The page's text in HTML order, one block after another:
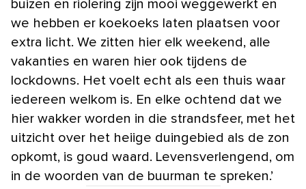
buizen en riolering zijn mooi weggewerkt en
we hebben er koekoeks laten plaatsen voor
extra licht. We zitten hier elk weekend, alle
vakanties en waren hier ook tijdens de
lockdowns. Het voelt echt als een thuis waar
iedereen welkom is. En elke ochtend dat we
hier wakker worden in die strandsfeer, met het
uitzicht over het heiige duingebied als de zon
opkomt, is goud waard. Levensverlengend, om
in de woorden van de buurman te spreken.’